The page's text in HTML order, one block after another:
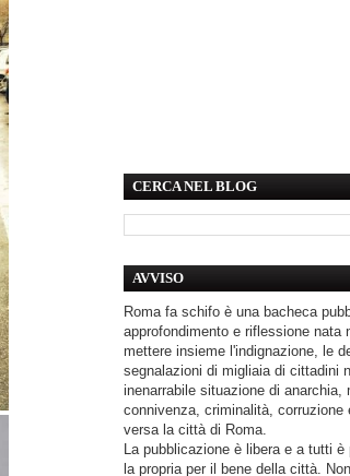
CERCA NEL BLOG
AVVISO
Roma fa schifo è una bacheca
approfondimento e riflessione nata
mettere insieme l'indignazione, le
segnalazioni di migliaia di cittadini
inenarrabile situazione di anarchia,
connivenza, criminalità, corruzione
versa la città di Roma.
La pubblicazione è libera e a tutti è
la propria per il bene della città.